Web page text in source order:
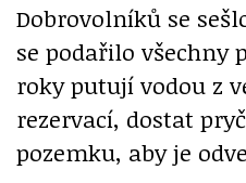
Dobrovolníků se
se podařilo všechny
roky putují vodou z
rezervací, dostat
pozemku, aby je